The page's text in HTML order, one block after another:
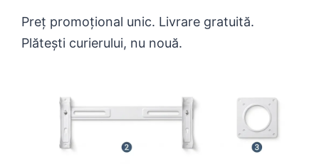
Preț promoțional unic. Livrare gratuită.
Plătești curierului, nu nouă.